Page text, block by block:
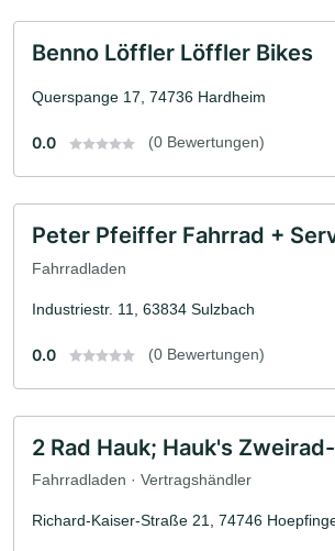
Benno Löffler Löffler Bikes
Querspange 17, 74736 Hardheim
0.0 (0 Bewertungen)
Peter Pfeiffer Fahrrad +
Fahrradladen
Industriestr. 11, 63834 Sulzbach
0.0 (0 Bewertungen)
2 Rad Hauk; Hauk's
Fahrradladen · Vertragshändler
Richard-Kaiser-Straße 21, 74746